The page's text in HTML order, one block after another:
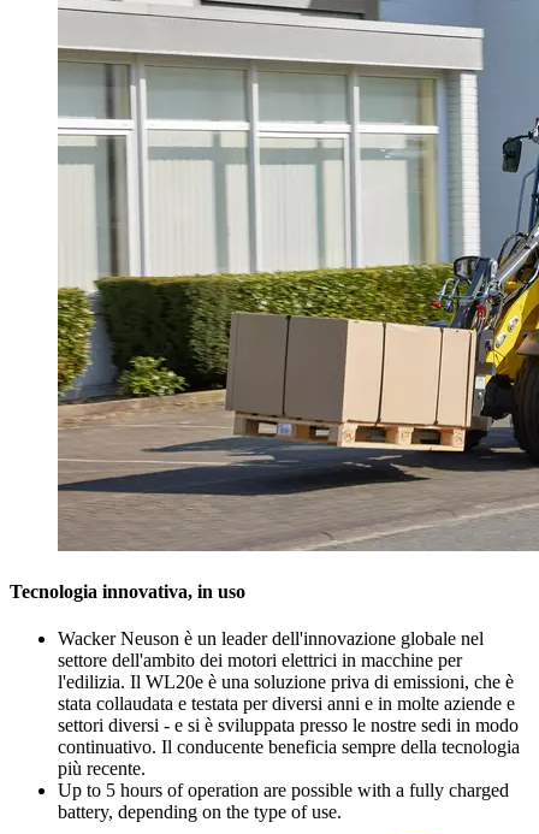
Tecnologia innovativa, in uso
Wacker Neuson è un leader dell'innovazione globale nel
settore dell'ambito dei motori elettrici in macchine per
l'edilizia. Il WL20e è una soluzione priva di emissioni, che è
stata collaudata e testata per diversi anni e in molte aziende e
settori diversi - e si è sviluppata presso le nostre sedi in modo
continuativo. Il conducente beneficia sempre della tecnologia
più recente.
Up to 5 hours of operation are possible with a fully charged
battery, depending on the type of use.